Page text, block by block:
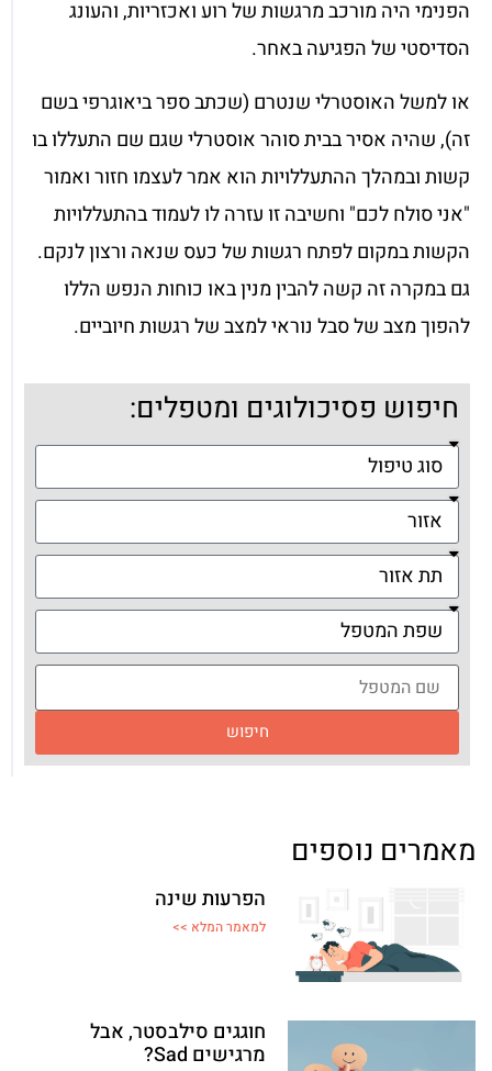
הפנימי היה מורכב מרגשות של רוע ואכזריות, והעונג
הסדיסטי של הפגיעה באחר.
או למשל האוסטרלי שנטרם (שכתב ספר ביאוגרפי בשם
זה), שהיה אסיר בבית סוהר אוסטרלי שגם שם התעללו בו
קשות ובמהלך ההתעללויות הוא אמר לעצמו חזור ואמור
"אני סולח לכם" וחשיבה זו עזרה לו לעמוד בהתעללויות
הקשות במקום לפתח רגשות של כעס שנאה ורצון לנקם.
גם במקרה זה קשה להבין מנין באו כוחות הנפש הללו
להפוך מצב של סבל נוראי למצב של רגשות חיוביים.
חיפוש פסיכולוגים ומטפלים:
חיפוש
מאמרים נוספים
הפרעות שינה
למאמר המלא >>
חוגגים סילבסטר, אבל
מרגישים Sad?